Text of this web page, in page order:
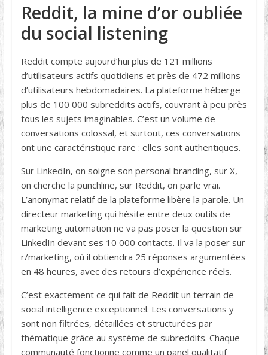
Reddit, la mine d’or oubliée
du social listening
Reddit compte aujourd’hui plus de 121 millions
d’utilisateurs actifs quotidiens et près de 472 millions
d’utilisateurs hebdomadaires. La plateforme héberge
plus de 100 000 subreddits actifs, couvrant à peu près
tous les sujets imaginables. C’est un volume de
conversations colossal, et surtout, ces conversations
ont une caractéristique rare : elles sont authentiques.
Sur LinkedIn, on soigne son personal branding, sur X,
on cherche la punchline, sur Reddit, on parle vrai.
L’anonymat relatif de la plateforme libère la parole. Un
directeur marketing qui hésite entre deux outils de
marketing automation ne va pas poser la question sur
LinkedIn devant ses 10 000 contacts. Il va la poser sur
r/marketing, où il obtiendra 25 réponses argumentées
en 48 heures, avec des retours d’expérience réels.
C’est exactement ce qui fait de Reddit un terrain de
social intelligence exceptionnel. Les conversations y
sont non filtrées, détaillées et structurées par
thématique grâce au système de subreddits. Chaque
communauté fonctionne comme un panel qualitatif